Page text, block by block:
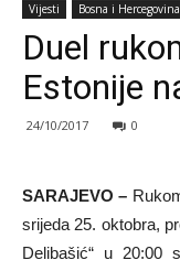
Vijesti Bosna i Hercegovina
Duel
Estonije
24/10/2017 0
SARAJEVO –
srijeda 25. oktobra,
Delibašić“ u 20:00